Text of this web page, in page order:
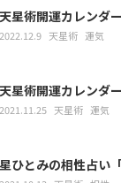
天星術開運カレンダ
2022.12.9 天星術 運気
天星術開運カレンダ
2021.11.25 天星術 運気
星ひとみの相性占い